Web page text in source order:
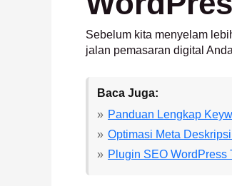
Sebelum kita menyelam
jalan pemasaran digital
Baca Juga:
Panduan Lengkap
Optimasi Meta
Plugin SEO WordPress